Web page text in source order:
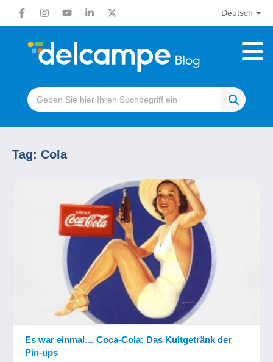
Deutsch
Tag: Cola
Es war einmal… Coca-Cola: Das Kultgetränk der
Pin-ups